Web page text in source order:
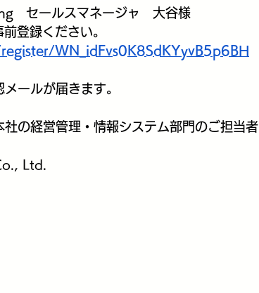
セールスマネージャ　大谷様
登録ください。
WN_idFvs0K8SdKYyvB5p6BH
ールが届きます。
の経営管理・情報システム部門のご担当者
Ltd.